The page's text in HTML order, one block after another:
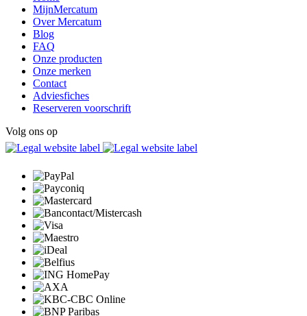
MijnMercatum
Over Mercatum
Blog
FAQ
Onze producten
Onze merken
Contact
Adviesfiches
Reserveren voorschrift
Volg ons op